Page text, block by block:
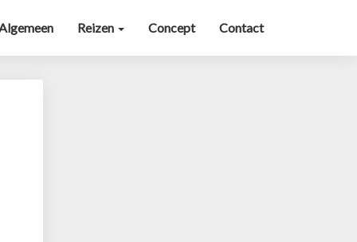
Reizen Concept Contact